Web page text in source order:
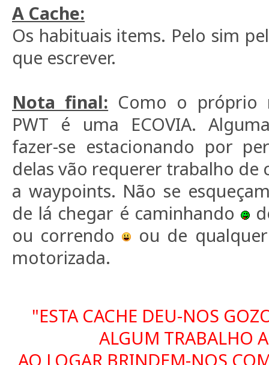
A Cache:
Os habituais items. Pelo sim
que escrever.
Nota final: Como o próprio
PWT é uma ECOVIA.
fazer-se estacionando por
delas vão requerer trabalho de
a waypoints. Não se
de lá chegar é caminhando
ou correndo
ou de
motorizada.
"ESTA CACHE DEU-NOS
ALGUM TRABALHO
AO LOGAR BRINDEM-NOS